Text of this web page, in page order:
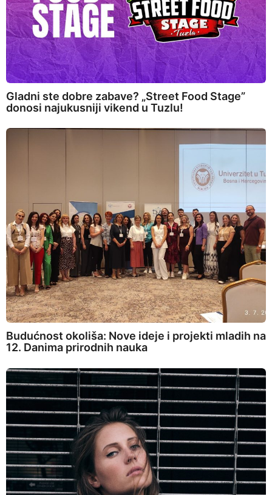
Gladni ste dobre zabave? „Street Food Stage”
donosi najukusniji vikend u Tuzlu!
Budućnost okoliša: Nove ideje i projekti mladih na
12. Danima prirodnih nauka